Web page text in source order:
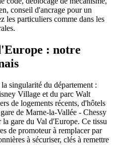
conseil d'ancrage pour un
les particuliers comme dans les
: notre
singularité du département :
Village et du parc Walt
de logements récents, d'hôtels
de Marne-la-Vallée - Chessy
gare du Val d'Europe. Ce tissu
de promoteur à remplacer par
à sécuriser, clés à remettre